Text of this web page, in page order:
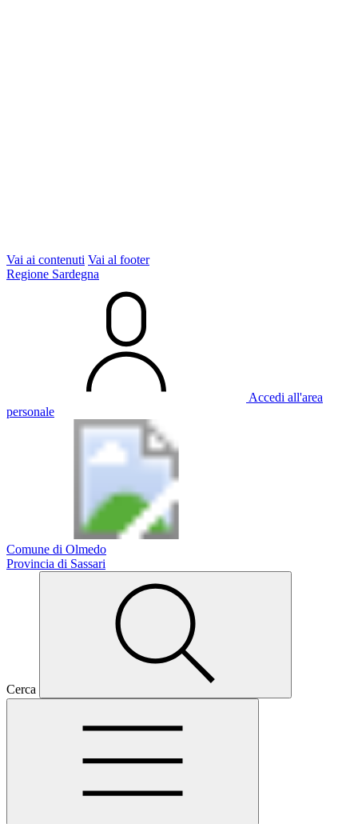
Vai ai contenuti Vai al footer
Regione Sardegna
Accedi all'area
personale
Comune di Olmedo
Provincia di Sassari
Cerca